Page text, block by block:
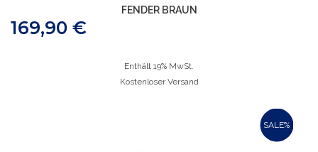
FENDER BRAUN
169,90 €
Enthält 19% MwSt.
Kostenloser Versand
SALE%